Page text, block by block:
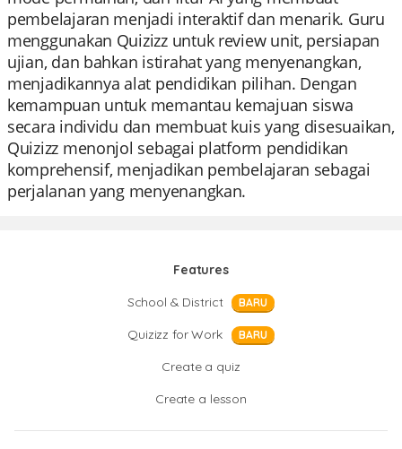
pembelajaran menjadi interaktif dan menarik. Guru
menggunakan Quizizz untuk review unit, persiapan
ujian, dan bahkan istirahat yang menyenangkan,
menjadikannya alat pendidikan pilihan. Dengan
kemampuan untuk memantau kemajuan siswa
secara individu dan membuat kuis yang disesuaikan,
Quizizz menonjol sebagai platform pendidikan
komprehensif, menjadikan pembelajaran sebagai
perjalanan yang menyenangkan.
Features
School & District
BARU
Quizizz for Work BARU
Create a quiz
Create a lesson